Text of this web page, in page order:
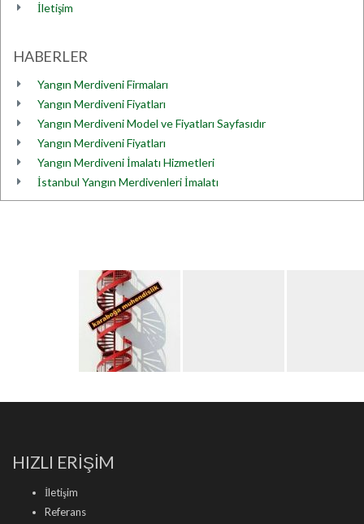
İletişim
HABERLER
Yangın Merdiveni Firmaları
Yangın Merdiveni Fiyatları
Yangın Merdiveni Model ve Fiyatları Sayfasıdır
Yangın Merdiveni Fiyatları
Yangın Merdiveni İmalatı Hizmetleri
İstanbul Yangın Merdivenleri İmalatı
HIZLI ERİŞİM
İletişim
Referans